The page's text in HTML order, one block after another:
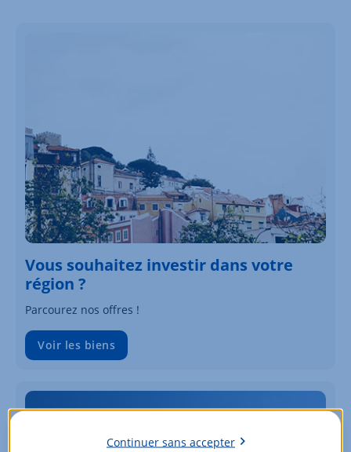
Vous souhaitez investir dans votre
région ?
Parcourez nos offres !
Voir les biens
Continuer sans accepter